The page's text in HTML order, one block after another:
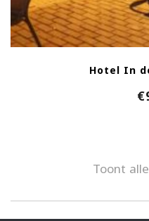
Hotel In
€
Toont